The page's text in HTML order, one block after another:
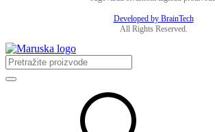
Developed by BrainTech
All Rights Reserved.